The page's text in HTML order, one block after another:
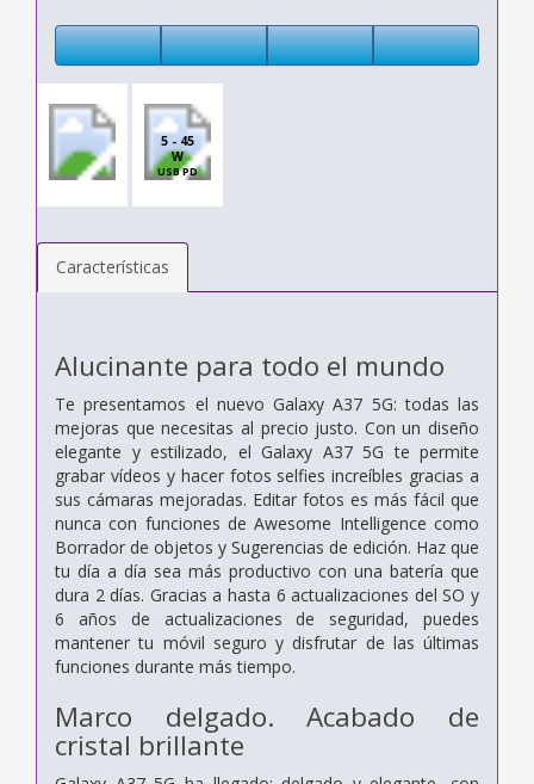
5 - 45
W
USB PD
Características
Alucinante para todo el mundo
Te presentamos el nuevo Galaxy A37 5G: todas las
mejoras que necesitas al precio justo. Con un diseño
elegante y estilizado, el Galaxy A37 5G te permite
grabar vídeos y hacer fotos selfies increíbles gracias a
sus cámaras mejoradas. Editar fotos es más fácil que
nunca con funciones de Awesome Intelligence como
Borrador de objetos y Sugerencias de edición. Haz que
tu día a día sea más productivo con una batería que
dura 2 días. Gracias a hasta 6 actualizaciones del SO y
6 años de actualizaciones de seguridad, puedes
mantener tu móvil seguro y disfrutar de las últimas
funciones durante más tiempo.
Marco delgado. Acabado de
cristal brillante